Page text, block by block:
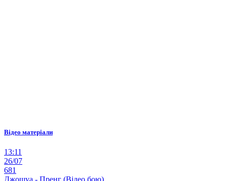
Відео матеріали
13:11
26/07
681
Джошуа - Пренг (Відео бою)